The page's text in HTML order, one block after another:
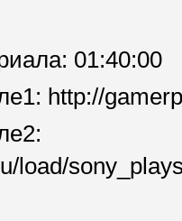
: 01:40:00
1: http://
2:
load/